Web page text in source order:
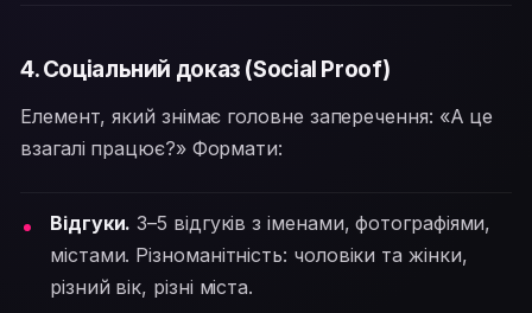
4. Соціальний доказ (Social Proof)
Елемент, який знімає головне заперечення: «А це
взагалі працює?» Формати:
Відгуки. 3–5 відгуків з іменами, фотографіями,
містами. Різноманітність: чоловіки та жінки,
різний вік, різні міста.